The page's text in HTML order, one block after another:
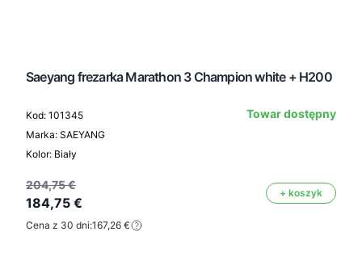
Saeyang frezarka Marathon 3 Champion white + H200
Kod: 101345
Marka: SAEYANG
Kolor: Biały
Towar dostępny
204,75 €
184,75 €
+ koszyk
Cena z 30 dni:167,26 €